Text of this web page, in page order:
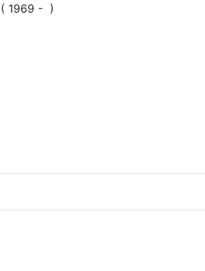
( 1969 - )